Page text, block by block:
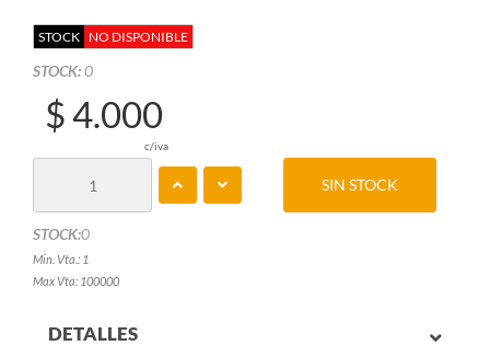
STOCK NO DISPONIBLE
STOCK:0
$ 4.000
c/iva
STOCK:0
Min. Vta.: 1
Max Vta: 100000
SIN STOCK
DETALLES